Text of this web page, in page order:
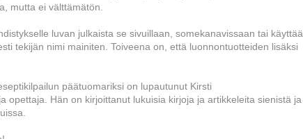
mutta ei välttämätön.
luvan julkaista se sivuillaan, somekanavissaan tai käyttää
tekijän nimi mainiten. Toiveena on, että luonnontuotteiden lisäksi
päätuomariksi on lupautunut Kirsti
opettaja. Hän on kirjoittanut lukuisia kirjoja ja artikkeleita sienistä ja